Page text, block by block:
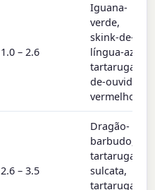
1.0 – 2.6
Iguana-
verde,
skink-de-
língua-azul,
tartaruga-
de-ouvido-
vermelho
2.6 – 3.5
Dragão-
barbudo,
tartaruga-
sulcata,
tartaruga-